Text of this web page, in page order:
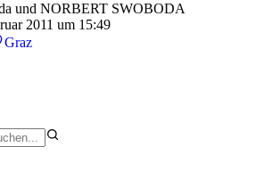
und NORBERT SWOBODA
2011 um 15:49
Graz